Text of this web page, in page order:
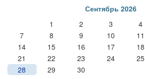
Сентябрь 2026
1
2 3 4
7
8 9 10 11
14
15 16 17 18
21
22 23 24 25
28
29
30